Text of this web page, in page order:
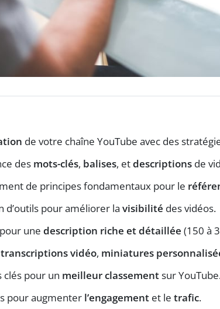
de votre chaîne YouTube avec des
des mots-clés, balises, etdescriptions de
de principes fondamentaux pour le
d’outils pour améliorer la visibilité des vidéos.
une description riche et détaillée (150 à
transcriptions vidéo, miniatures
clés pour un meilleur classementsur
pour augmenter l’engagement et le trafic.